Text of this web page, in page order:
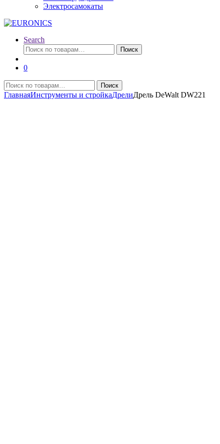
Электросамокаты
Search
Искать:
Поиск
0
Искать:
Поиск
ГлавнаяИнструменты и стройкаДрелиДрель DeWalt DW221